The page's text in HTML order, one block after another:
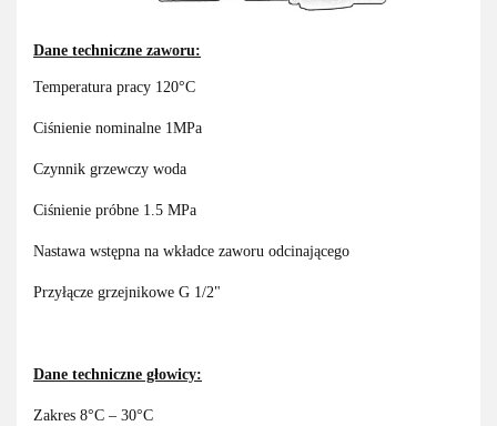
Dane techniczne zaworu:
Temperatura pracy 120°C
Ciśnienie nominalne 1MPa
Czynnik grzewczy woda
Ciśnienie próbne 1.5 MPa
Nastawa wstępna na wkładce zaworu odcinającego
Przyłącze grzejnikowe G 1/2"
Dane techniczne głowicy:
Zakres 8°C – 30°C